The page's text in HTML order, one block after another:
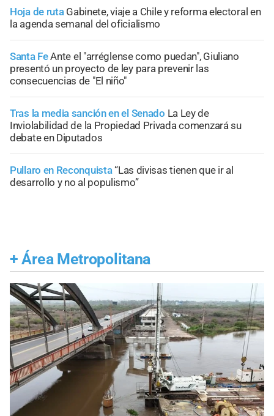
Hoja de ruta Gabinete, viaje a Chile y reforma electoral en
la agenda semanal del oficialismo
Santa FeAnte el "arréglense como puedan", Giuliano
presentó un proyecto de ley para prevenir las
consecuencias de "El niño"
Tras la media sanción en el Senado La Ley de
Inviolabilidad de la Propiedad Privada comenzará su
debate en Diputados
Pullaro en Reconquista“Las divisas tienen que ir al
desarrollo y no al populismo”
+ Área Metropolitana